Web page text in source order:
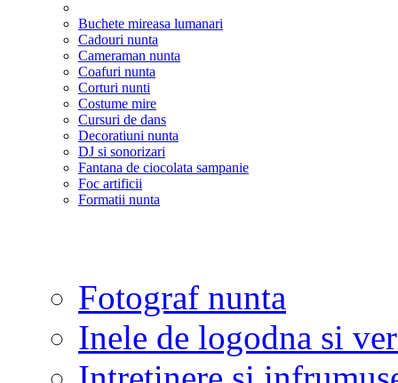
Buchete mireasa lumanari
Cadouri nunta
Cameraman nunta
Coafuri nunta
Corturi nunti
Costume mire
Cursuri de dans
Decoratiuni nunta
DJ si sonorizari
Fantana de ciocolata sampanie
Foc artificii
Formatii nunta
Fotograf nunta
Inele de logodna si